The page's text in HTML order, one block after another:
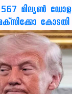
567 മില്യണ്‍